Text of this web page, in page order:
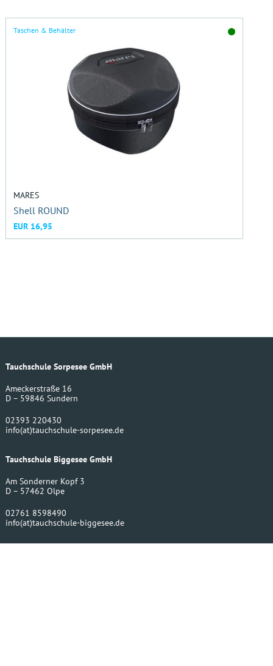
Taschen & Behälter
MARES
Shell ROUND
EUR 16,95
Tauchschule Sorpesee GmbH
Ameckerstraße 16
D – 59846 Sundern
02393 220430
info(at)tauchschule-sorpesee.de
Tauchschule Biggesee GmbH
Am Sonderner Kopf 3
D – 57462 Olpe
02761 8598490
info(at)tauchschule-biggesee.de